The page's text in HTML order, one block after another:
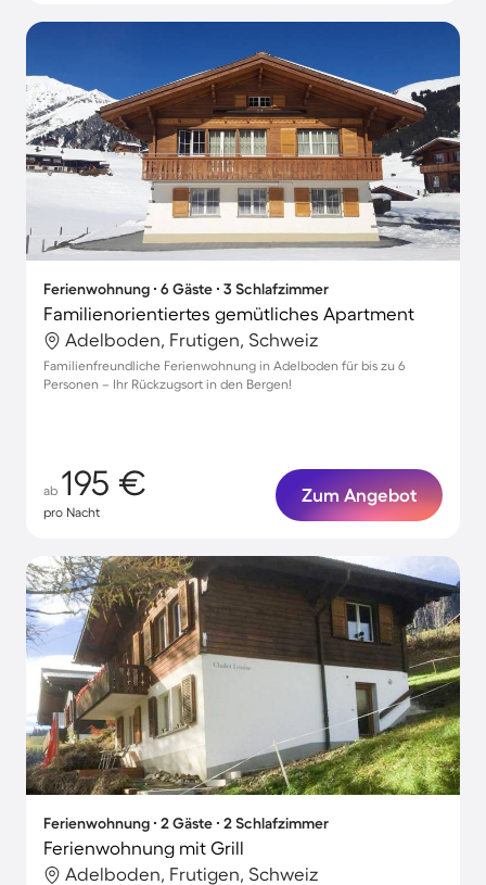
Ferienwohnung ∙ 6 Gäste ∙ 3 Schlafzimmer
Familienorientiertes gemütliches Apartment
Adelboden, Frutigen, Schweiz
Familienfreundliche Ferienwohnung in Adelboden für bis zu 6
Personen – Ihr Rückzugsort in den Bergen!
ab 195 €
pro Nacht
Zum Angebot
Ferienwohnung ∙ 2 Gäste ∙ 2 Schlafzimmer
Ferienwohnung mit Grill
Adelboden, Frutigen, Schweiz